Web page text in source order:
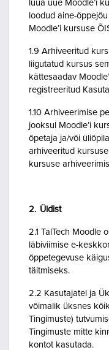
luua uue Moodle’i
loodud aine-
Moodle’i kursuse
1.9 Arhiveeritud
liigutatud kursus
kättesaadav
registreeritud
1.10 Arhiveerimise
jooksul Moodle’i
õpetaja ja/või
arhiveeritud
kursuse
2. Üldist
2.1 TalTech Moodle
läbiviimise e-
õppetegevuse
täitmiseks.
2.2 Kasutajatel ja
võimalik üksnes
Tingimuste)
Tingimuste mitte
kontot kasutada.